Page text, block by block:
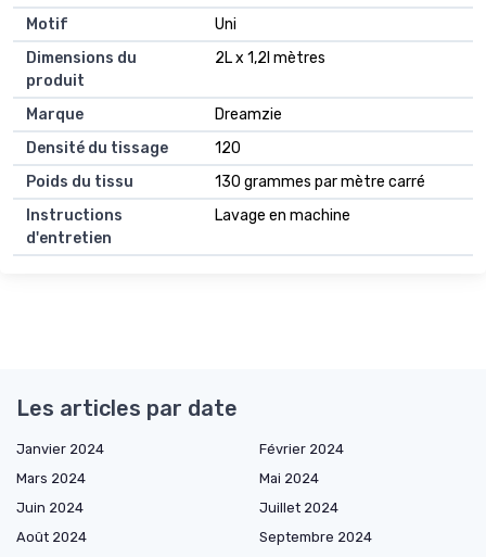
Motif
Uni
Dimensions du
produit
2L x 1,2l mètres
Marque
Dreamzie
Densité du tissage
120
Poids du tissu
130 grammes par mètre carré
Instructions
d'entretien
Lavage en machine
Les articles par date
Janvier 2024
Février 2024
Mars 2024
Mai 2024
Juin 2024
Juillet 2024
Août 2024
Septembre 2024